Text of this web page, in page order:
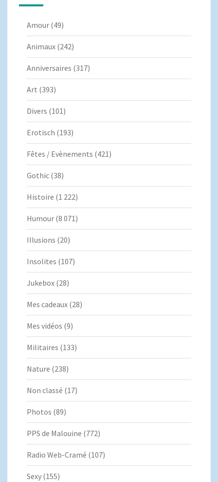
Amour (49)
Animaux (242)
Anniversaires (317)
Art (393)
Divers (101)
Erotisch (193)
Fêtes / Evènements (421)
Gothic (38)
Histoire (1 222)
Humour (8 071)
Illusions (20)
Insolites (107)
Jukebox (28)
Mes cadeaux (28)
Mes vidéos (9)
Militaires (133)
Nature (238)
Non classé (17)
Photos (89)
PPS de Malouine (772)
Radio Web-Cramé (107)
Sexy (155)